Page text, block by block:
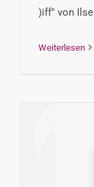
)iff" von
Weiterlesen